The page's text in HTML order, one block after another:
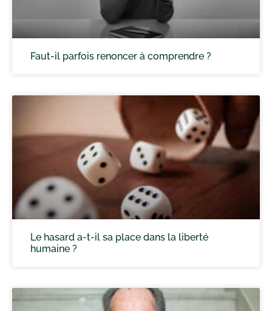
Faut-il parfois renoncer à comprendre ?
Le hasard a-t-il sa place dans la liberté
humaine ?